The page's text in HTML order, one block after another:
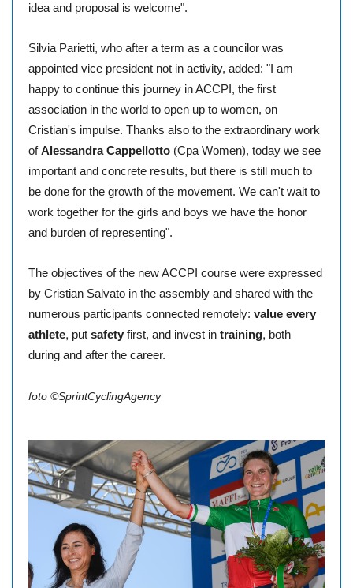
idea and proposal is welcome".
Silvia Parietti, who after a term as a councilor was
appointed vice president not in activity, added: "I am
happy to continue this journey in ACCPI, the first
association in the world to open up to women, on
Cristian's impulse. Thanks also to the extraordinary work
of Alessandra Cappellotto (Cpa Women), today we see
important and concrete results, but there is still much to
be done for the growth of the movement. We can't wait to
work together for the girls and boys we have the honor
and burden of representing".
The objectives of the new ACCPI course were expressed
by Cristian Salvato in the assembly and shared with the
numerous participants connected remotely: value every
athlete, put safety first, and invest in training, both
during and after the career.
foto ©SprintCyclingAgency